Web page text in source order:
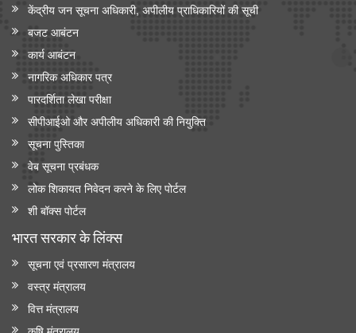
केंद्रीय जन सूचना अधिकारी, अपीलीय प्राधिकारियों की सूची
बजट आबंटन
कार्य आबंटन
नागरिक अधिकार पत्र
पारदर्शिता लेखा परीक्षा
सीपीआईओ और अपी‍लीय अधिकारी की नियुक्ति
सूचना पुस्तिका
वेब सूचना प्रबंधक
लोक शिकायत निवेदन करने के लिए पोर्टल
शी बॉक्स पोर्टल
भारत सरकार के लिंक्‍स
सूचना एवं प्रसारण मंत्रालय
वस्त्र मंत्रालय
वित्त मंत्रालय